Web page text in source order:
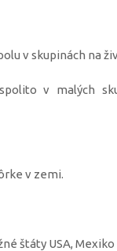
v skupinách na
v malých
v zemi.
štáty USA,